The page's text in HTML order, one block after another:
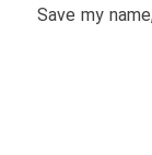
Save my